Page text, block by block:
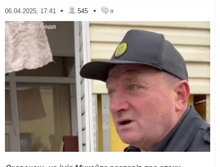
06.04.2025, 17:41 • 545 • 0